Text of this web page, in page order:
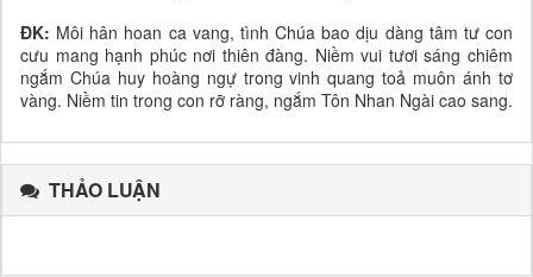
ĐK: Môi hân hoan ca vang, tình Chúa bao dịu dàng tâm tư con
cưu mang hạnh phúc nơi thiên đàng. Niềm vui tươi sáng chiêm
ngắm Chúa huy hoàng ngự trong vinh quang toả muôn ánh tơ
vàng. Niềm tin trong con rỡ ràng, ngắm Tôn Nhan Ngài cao sang.
THẢO LUẬN